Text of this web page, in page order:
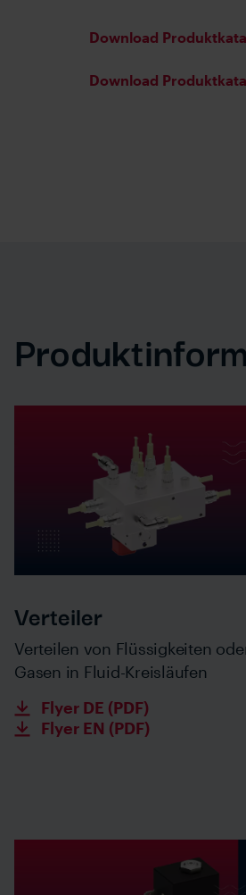
Download
Download
Verteiler
Verteilen von Flüssigkeiten
Gasen in Fluid-Kreisläufen
Flyer DE (PDF)
Flyer EN (PDF)